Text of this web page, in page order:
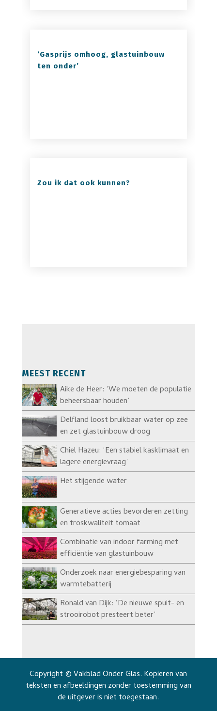
‘Gasprijs omhoog, glastuinbouw
ten onder’
Zou ik dat ook kunnen?
MEEST RECENT
Aike de Heer: ‘We moeten de populatie
beheersbaar houden’
Delfland loost bruikbaar water op zee
en zet glastuinbouw droog
Chiel Hazeu: ‘Een stabiel kasklimaat en
lagere energievraag’
Het stijgende water
Generatieve acties bevorderen zetting
en troskwaliteit tomaat
Combinatie van indoor farming met
efficiëntie van glastuinbouw
Onderzoek naar energiebesparing van
warmtebatterij
Ronald van Dijk: ‘De nieuwe spuit- en
strooirobot presteert beter’
Copyright © Vakblad Onder Glas. Kopiëren van
teksten en afbeeldingen zonder toestemming van
de uitgever is niet toegestaan.